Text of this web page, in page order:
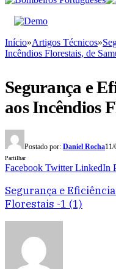
Início»Artigos Técnicos»
Incêndios Florestais, de
Segurança e
aos Incêndios
Postado por: Daniel Rocha
Partilhar
Facebook Twitter LinkedIn
Segurança e
Florestais -1 (1)